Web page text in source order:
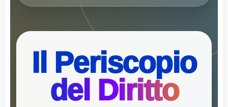
Il Periscopio
del Diritto